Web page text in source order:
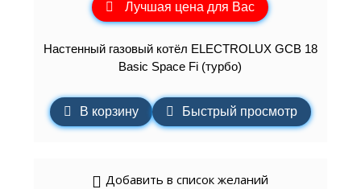
Лучшая цена для Вас
Настенный газовый котёл ELECTROLUX GCB 18
Basic Space Fi (турбо)
В корзину Быстрый просмотр
Добавить в список желаний